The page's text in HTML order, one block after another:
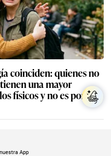
coinciden: quienes no
una mayor
físicos y no es por
App